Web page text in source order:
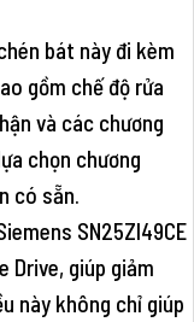
bát này đi kèm
gồm chế độ rửa
và các chương
chọn chương
có sẵn.
SN25ZI49CE
Drive, giúp giảm
này không chỉ giúp